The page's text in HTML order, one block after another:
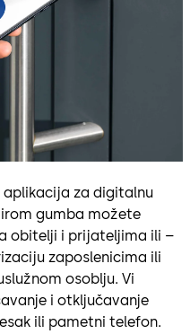
za digitalnu
gumba možete
obitelji i prijateljima ili –
zaposlenicima ili
osoblju. Vi
i otključavanje
ili pametni telefon.